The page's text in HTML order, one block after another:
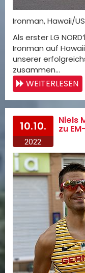
Ironman, Hawaii/
Als erster LG
Ironman auf
unserer
zusammen…
WEITERLESEN
10.10.
2022
Niels
zu